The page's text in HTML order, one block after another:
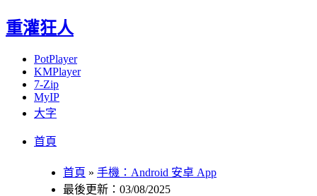
重灌狂人
PotPlayer
KMPlayer
7-Zip
MyIP
大字
首頁
首頁 » 手機：Android 安卓 App
最後更新：03/08/2025